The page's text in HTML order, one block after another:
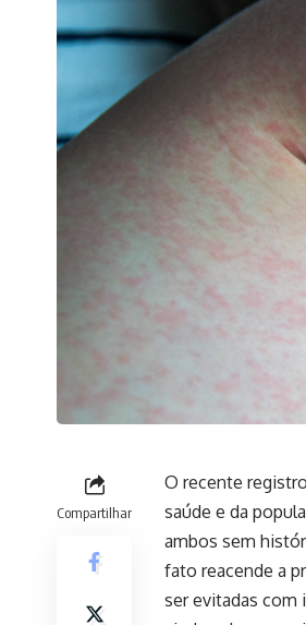
Compartilhar
O recente
saúde e da
ambos sem
fato reacende a
ser evitadas com